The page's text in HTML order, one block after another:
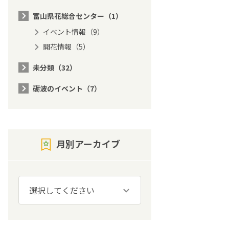
富山県花総合センター（1）
イベント情報（9）
開花情報（5）
未分類（32）
砺波のイベント（7）
月別アーカイブ